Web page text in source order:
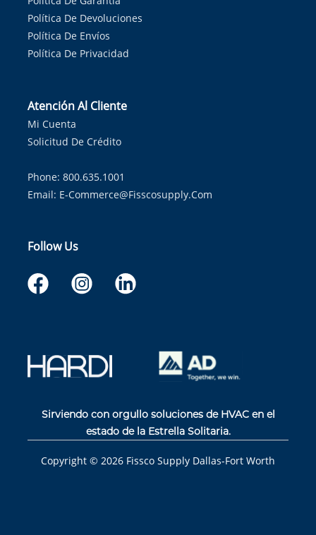
Política De Devoluciones
Política De Envíos
Política De Privacidad
Atención Al Cliente
Mi Cuenta
Solicitud De Crédito
Phone: 800.635.1001
Email: E-Commerce@fisscosupply.com
Follow Us
Sirviendo con orgullo soluciones de HVAC en el
estado de la Estrella Solitaria.
Copyright © 2026 Fissco Supply Dallas-Fort Worth